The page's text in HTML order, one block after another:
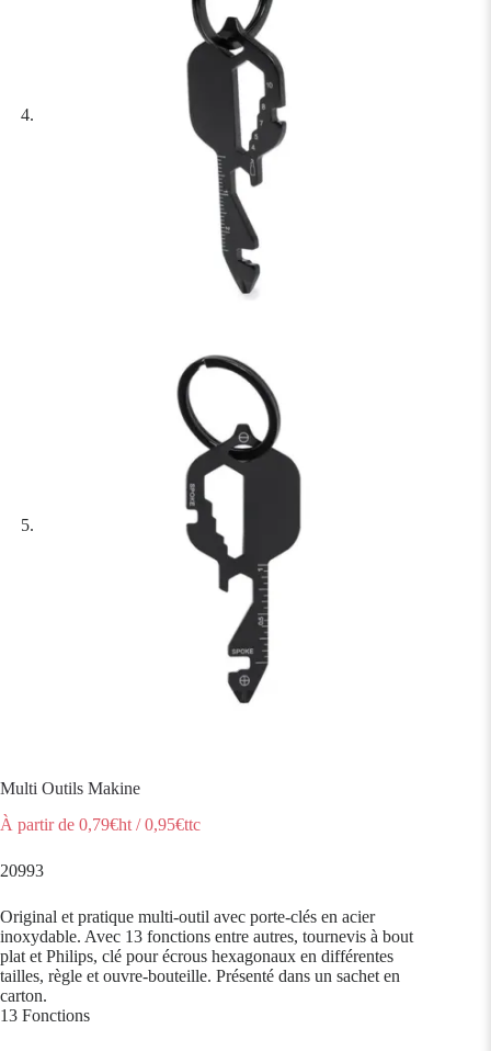
Multi Outils Makine
À partir de 0,79€ht /0,95€ttc
20993
Original et pratique multi-outil avec porte-clés en acier
inoxydable. Avec 13 fonctions entre autres, tournevis à bout
plat et Philips, clé pour écrous hexagonaux en différentes
tailles, règle et ouvre-bouteille. Présenté dans un sachet en
carton.
13 Fonctions